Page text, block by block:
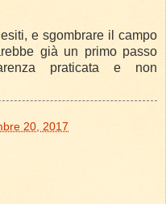
e sgombrare il campo
già un primo passo
praticata e non
20, 2017